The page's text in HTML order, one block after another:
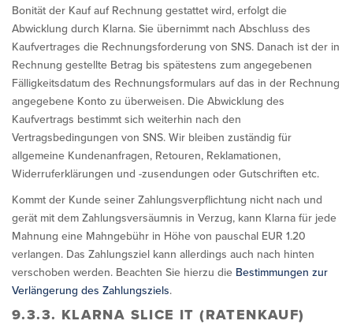
Bonität der Kauf auf Rechnung gestattet wird, erfolgt die
Abwicklung durch Klarna. Sie übernimmt nach Abschluss des
Kaufvertrages die Rechnungsforderung von SNS. Danach ist der in
Rechnung gestellte Betrag bis spätestens zum angegebenen
Fälligkeitsdatum des Rechnungsformulars auf das in der Rechnung
angegebene Konto zu überweisen. Die Abwicklung des
Kaufvertrags bestimmt sich weiterhin nach den
Vertragsbedingungen von SNS. Wir bleiben zuständig für
allgemeine Kundenanfragen, Retouren, Reklamationen,
Widerruferklärungen und -zusendungen oder Gutschriften etc.
Kommt der Kunde seiner Zahlungsverpflichtung nicht nach und
gerät mit dem Zahlungsversäumnis in Verzug, kann Klarna für jede
Mahnung eine Mahngebühr in Höhe von pauschal EUR 1.20
verlangen. Das Zahlungsziel kann allerdings auch nach hinten
verschoben werden. Beachten Sie hierzu die Bestimmungen zur
Verlängerung des Zahlungsziels.
9.3.3. KLARNA SLICE IT (RATENKAUF)